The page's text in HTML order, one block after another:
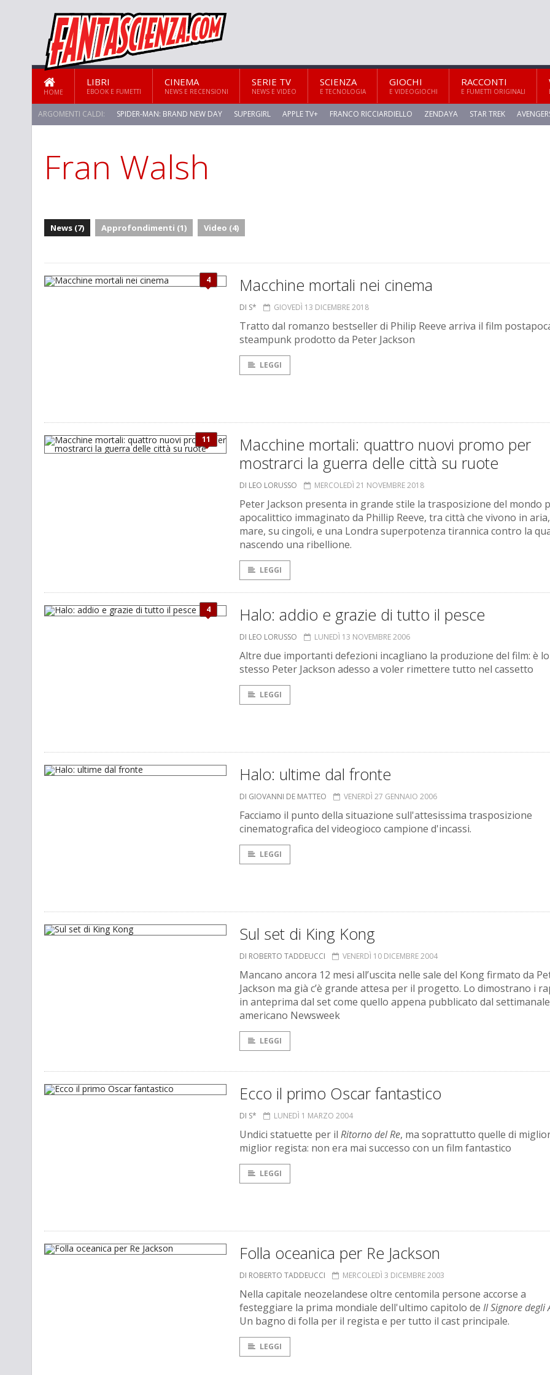
HOME
LIBRI
EBOOK E FUMETTI
CINEMA
NEWS E RECENSIONI
SERIE TV
NEWS E VIDEO
SCIENZA
E TECNOLOGIA
GIOCHI
E VIDEOGIOCHI
RACCONTI
E FUMETTI ORIGINALI
ARGOMENTI CALDI: SPIDER-MAN: BRAND NEW DAY SUPERGIRL APPLE TV+ FRANCO RICCIARDIELLO ZENDAYA STAR TREK
Fran Walsh
News (7) Approfondimenti (1) Video (4)
4 Macchine mortali nei cinema
DI S* GIOVEDÌ 13 DICEMBRE 2018
Tratto dal romanzo bestseller di Philip Reeve arriva il film
steampunk prodotto da Peter Jackson
LEGGI
11
Macchine mortali: quattro nuovi promo per
mostrarci la guerra delle città su ruote
DI LEO LORUSSO MERCOLEDÌ 21 NOVEMBRE 2018
Peter Jackson presenta in grande stile la trasposizione del mondo
apocalittico immaginato da Phillip Reeve, tra città che vivono in
mare, su cingoli, e una Londra superpotenza tirannica contro la
nascendo una ribellione.
LEGGI
4 Halo: addio e grazie di tutto il pesce
DI LEO LORUSSO LUNEDÌ 13 NOVEMBRE 2006
Altre due importanti defezioni incagliano la produzione del film: è lo
stesso Peter Jackson adesso a voler rimettere tutto nel cassetto
LEGGI
Halo: ultime dal fronte
DI GIOVANNI DE MATTEO VENERDÌ 27 GENNAIO 2006
Facciamo il punto della situazione sull'attesissima trasposizione
cinematografica del videogioco campione d'incassi.
LEGGI
Sul set di King Kong
DI ROBERTO TADDEUCCI VENERDÌ 10 DICEMBRE 2004
Mancano ancora 12 mesi all’uscita nelle sale del Kong firmato da
Jackson ma già c’è grande attesa per il progetto. Lo dimostrano i
in anteprima dal set come quello appena pubblicato dal settimanale
americano Newsweek
LEGGI
Ecco il primo Oscar fantastico
DI S* LUNEDÌ 1 MARZO 2004
Undici statuette per il Ritorno del Re, ma soprattutto quelle di
miglior regista: non era mai successo con un film fantastico
LEGGI
Folla oceanica per Re Jackson
DI ROBERTO TADDEUCCI MERCOLEDÌ 3 DICEMBRE 2003
Nella capitale neozelandese oltre centomila persone accorse a
festeggiare la prima mondiale dell'ultimo capitolo de Il Signore degli
Un bagno di folla per il regista e per tutto il cast principale.
LEGGI